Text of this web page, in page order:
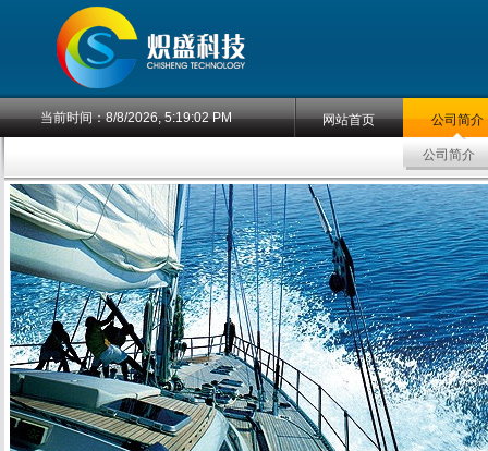
当前时间：8/8/2026, 5:19:03 PM 网站首页 公司简介
公司简介